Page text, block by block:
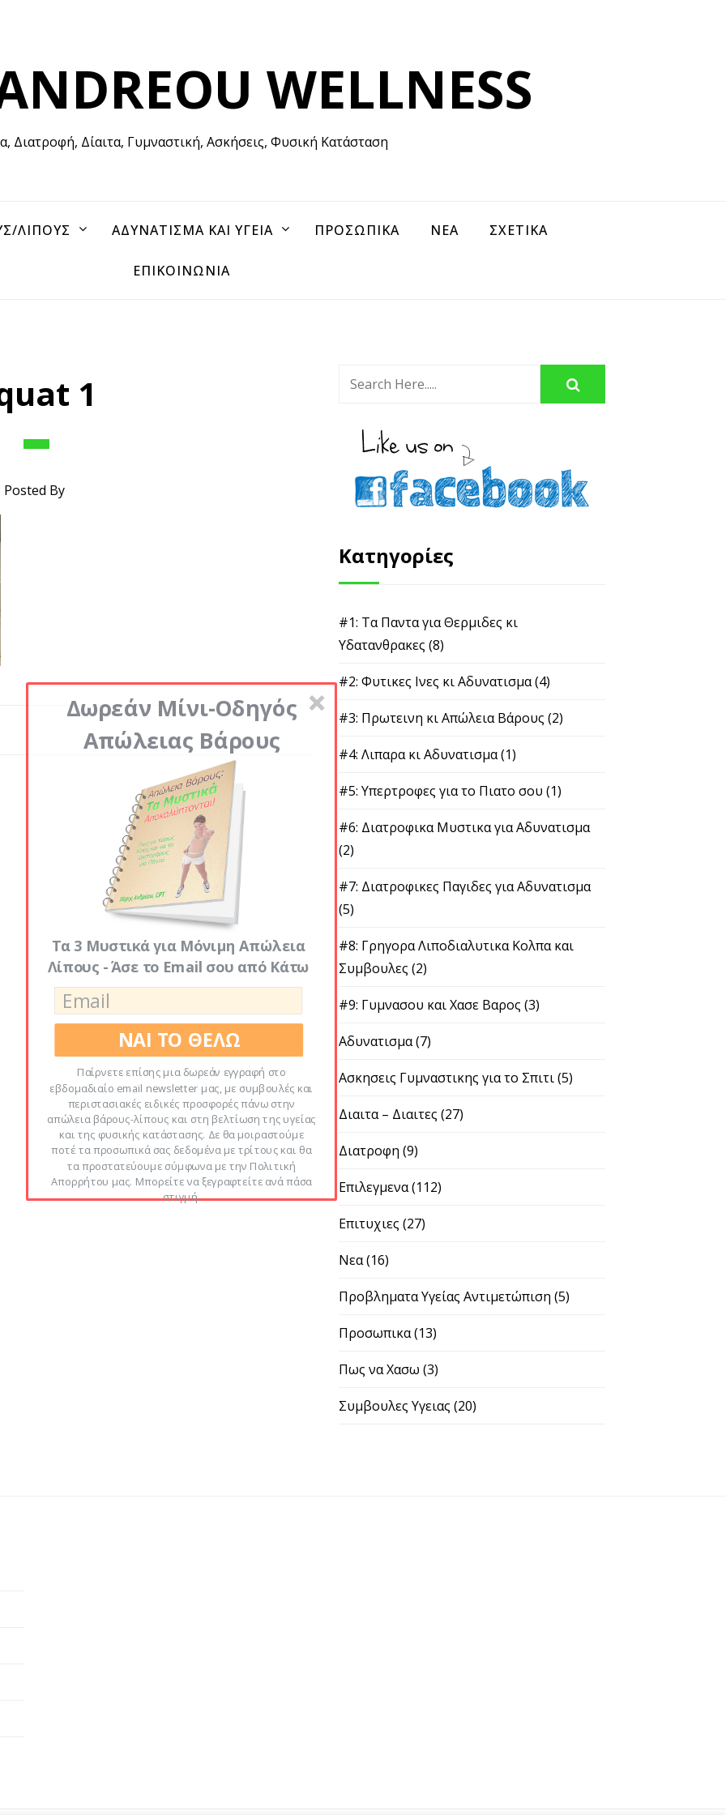
WELLNESS
Διατροφή, Δίαιτα, Γυμναστική, Ασκήσεις, Φυσική Κατάσταση
ΛΙΠΟΥΣ ΑΔΥΝΑΤΙΣΜΑ ΚΑΙ ΥΓΕΙΑ ΠΡΟΣΩΠΙΚΑ ΝΕΑ ΣΧΕΤΙΚΑ
ΕΠΙΚΟΙΝΩΝΙΑ
1
Posted By
Κατηγορίες
#1: Τα Παντα για Θερμιδες κι
Υδατανθρακες (8)
#2: Φυτικες Ινες κι Αδυνατισμα(4)
#3: Πρωτεινη κι Απώλεια Βάρους (2)
#4: Λιπαρα κι Αδυνατισμα(1)
#5: Υπερτροφες για το Πιατο σου (1)
#6: Διατροφικα Μυστικα για Αδυνατισμα
(2)
#7: Διατροφικες Παγιδες για Αδυνατισμα
(5)
#8: Γρηγορα Λιποδιαλυτικα Κολπα και
Συμβουλες (2)
#9: Γυμνασου και Χασε Βαρος (3)
Αδυνατισμα(7)
Ασκησεις Γυμναστικης για το Σπιτι(5)
Διαιτα – Διαιτες (27)
Διατροφη (9)
Επιλεγμενα(112)
Επιτυχιες (27)
Νεα(16)
Προβληματα Υγείας Αντιμετώπιση (5)
Προσωπικα(13)
Πως να Χασω (3)
Συμβουλες Υγειας (20)
Δωρεάν Μίνι-Οδηγός
Απώλειας Βάρους
Τα 3 Μυστικά για Μόνιμη Απώλεια
Λίπους - Άσε το Email σου από Κάτω
ΝΑΙ ΤΟ ΘΕΛΩ
Παίρνετε επίσης μια δωρεάν εγγραφή στο
εβδομαδιαίο email newsletter μας, με συμβουλές και
περιστασιακές ειδικές προσφορές πάνω στην
απώλεια βάρους-λίπους και στη βελτίωση της υγείας
και της φυσικής κατάστασης. Δε θα μοιραστούμε
ποτέ τα προσωπικά σας δεδομένα με τρίτους και θα
τα προστατεύουμε σύμφωνα με την Πολιτική
Απορρήτου μας. Μπορείτε να ξεγραφτείτε ανά πάσα
στιγμή.